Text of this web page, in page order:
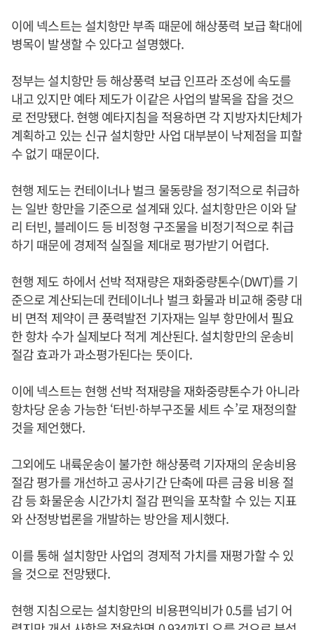
이에 넥스트는 설치항만 부족 때문에 해상풍력 보급 확대에
병목이 발생할 수 있다고 설명했다.
정부는 설치항만 등 해상풍력 보급 인프라 조성에 속도를
내고 있지만 예타 제도가 이같은 사업의 발목을 잡을 것으
로 전망됐다. 현행 예타지침을 적용하면 각 지방자치단체가
계획하고 있는 신규 설치항만 사업 대부분이 낙제점을 피할
수 없기 때문이다.
현행 제도는 컨테이너나 벌크 물동량을 정기적으로 취급하
는 일반 항만을 기준으로 설계돼 있다. 설치항만은 이와 달
리 터빈, 블레이드 등 비정형 구조물을 비정기적으로 취급
하기 때문에 경제적 실질을 제대로 평가받기 어렵다.
현행 제도 하에서 선박 적재량은 재화중량톤수(DWT)를 기
준으로 계산되는데 컨테이너나 벌크 화물과 비교해 중량 대
비 면적 제약이 큰 풍력발전 기자재는 일부 항만에서 필요
한 항차 수가 실제보다 적게 계산된다. 설치항만의 운송비
절감 효과가 과소평가된다는 뜻이다.
이에 넥스트는 현행 선박 적재량을 재화중량톤수가 아니라
항차당 운송 가능한 ‘터빈·하부구조물 세트 수’로 재정의할
것을 제언했다.
그외에도 내륙운송이 불가한 해상풍력 기자재의 운송비용
절감 평가를 개선하고 공사기간 단축에 따른 금융 비용 절
감 등 화물운송 시간가치 절감 편익을 포착할 수 있는 지표
와 산정방법론을 개발하는 방안을 제시했다.
이를 통해 설치항만 사업의 경제적 가치를 재평가할 수 있
을 것으로 전망됐다.
현행 지침으로는 설치항만의 비용편익비가 0.5를 넘기 어